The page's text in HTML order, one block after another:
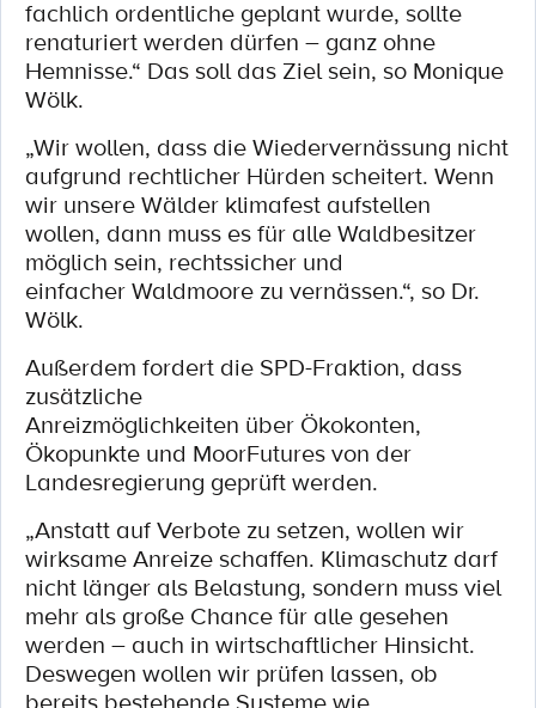
fachlich ordentliche geplant wurde, sollte
renaturiert werden dürfen – ganz ohne
Hemnisse.“ Das soll das Ziel sein, so Monique
Wölk.
„Wir wollen, dass die Wiedervernässung nicht
aufgrund rechtlicher Hürden scheitert. Wenn
wir unsere Wälder klimafest aufstellen
wollen, dann muss es für alle Waldbesitzer
möglich sein, rechtssicher und
einfacher Waldmoore zu vernässen.“, so Dr.
Wölk.
Außerdem fordert die SPD-Fraktion, dass
zusätzliche
Anreizmöglichkeiten über Ökokonten,
Ökopunkte und MoorFutures von der
Landesregierung geprüft werden.
„Anstatt auf Verbote zu setzen, wollen wir
wirksame Anreize schaffen. Klimaschutz darf
nicht länger als Belastung, sondern muss viel
mehr als große Chance für alle gesehen
werden – auch in wirtschaftlicher Hinsicht.
Deswegen wollen wir prüfen lassen, ob